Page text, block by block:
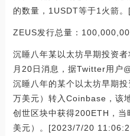
的数量，1USDT等于1火箭
ZEUS发行总量：
沉睡八年某以太坊早期投资
月20日消息，据Twitter用户
沉睡八年的某个以太坊早期
万美元）转入Coinbase，该
创世区块中获得200ETH，
美元）。[2023/7/20